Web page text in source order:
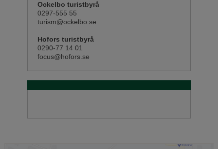
Ockelbo turistbyrå
0297-555 55
turism@ockelbo.se
Hofors turistbyrå
0290-77 14 01
focus@hofors.se